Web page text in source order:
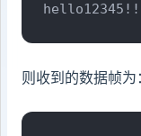
则收到的数据帧为：